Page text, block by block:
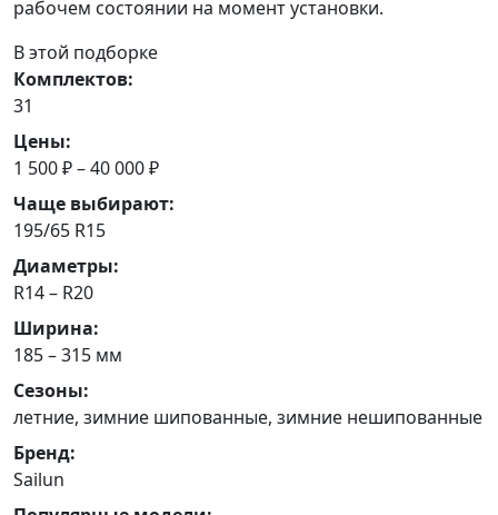
рабочем состоянии на момент установки.
В этой подборке
Комплектов:
31
Цены:
1 500 ₽ – 40 000 ₽
Чаще выбирают:
195/65 R15
Диаметры:
R14 – R20
Ширина:
185 – 315 мм
Сезоны:
летние, зимние шипованные, зимние нешипованные
Бренд:
Sailun